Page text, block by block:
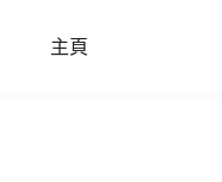
主頁